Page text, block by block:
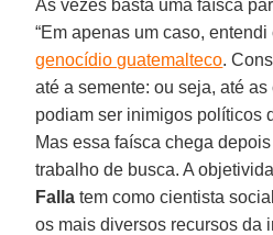
Às vezes basta uma faísca
“Em apenas um caso,
genocídio guatemalteco.
até a semente: ou seja, até
podiam ser inimigos políticos
Mas essa faísca chega
trabalho de busca. A
Falla tem como cientista
os mais diversos recursos da